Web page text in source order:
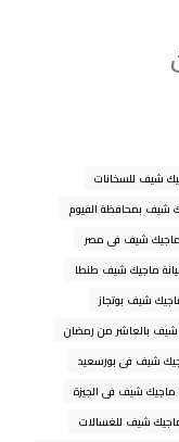
شيف للسخانات
شيف بمحافظة الفيوم
ماجيك شيف فى مصر
ماجيك شيف طنطا
شيف بوتجاز
شيف بالعاشر من رمضان
شيف فى بورسعيد
ماجيك شيف فى الجيزة
ماجيك شيف للغسالات